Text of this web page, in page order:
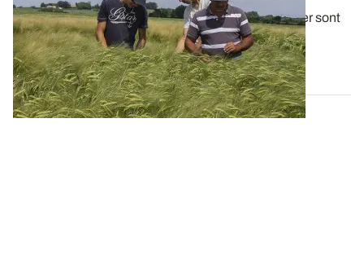
De nombreuses variétés performantes d’orge d’hiver sont
venues enrichir le catalogue...
04 JUIN 2025